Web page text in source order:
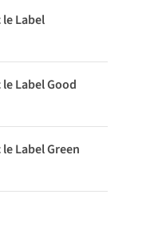
Label
Label Good
Label Green